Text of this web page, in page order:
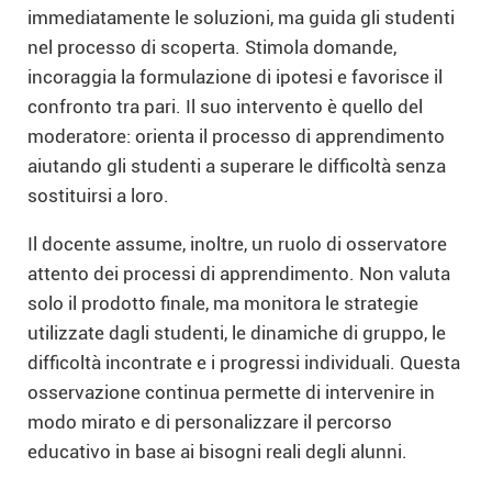
immediatamente le soluzioni, ma guida gli studenti
nel processo di scoperta. Stimola domande,
incoraggia la formulazione di ipotesi e favorisce il
confronto tra pari. Il suo intervento è quello del
moderatore: orienta il processo di apprendimento
aiutando gli studenti a superare le difficoltà senza
sostituirsi a loro.
Il docente assume, inoltre, un ruolo di osservatore
attento dei processi di apprendimento. Non valuta
solo il prodotto finale, ma monitora le strategie
utilizzate dagli studenti, le dinamiche di gruppo, le
difficoltà incontrate e i progressi individuali. Questa
osservazione continua permette di intervenire in
modo mirato e di personalizzare il percorso
educativo in base ai bisogni reali degli alunni.